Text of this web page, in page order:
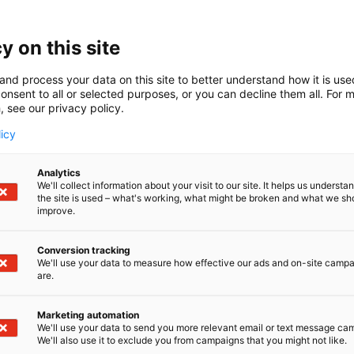
Oy on teknisten mittauslaitteidenmaahantuoja ja
Edustamamme merkit, Testo, PerkinElmer, Celsicom ja
vakiinnuttaneet asemansa maailman johtavina
on this site
process your data on this site to better understand how it is
to all or selected purposes, or you can decline them all. For
see our privacy policy.
Analytics
We'll collect information about your visit to our site. It helps us
the site is used – what's working, what might be broken and what we
improve.
Conversion tracking
We'll use your data to measure how effective our ads and on-site
are.
Marketing automation
We'll use your data to send you more relevant email or text message
We'll also use it to exclude you from campaigns that you might not like.